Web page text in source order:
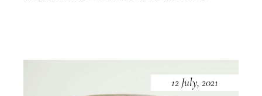
12 July, 2021